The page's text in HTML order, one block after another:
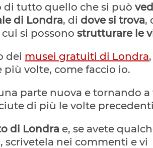
di tutto quello che si può
di Londra, di dove si trova,
si possonostrutturare le
dei musei gratuiti di Londra
volte, come faccio io.
parte nuova e tornando a
di più le volte
di Londra e, se avete
nei commenti e vi